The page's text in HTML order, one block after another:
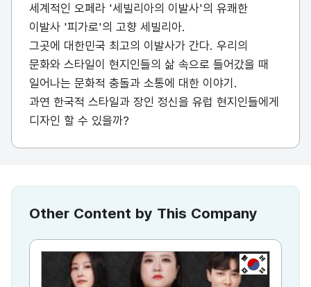
세계적인 오페라 '세빌리아의 이발사'의 유쾌한
이발사 '피가로'의 고향 세빌리아.
그곳에 대한민국 최고의 이발사가 간다. 우리의
문화와 스타일이 현지인들의 삶 속으로 들어갔을 때
일어나는 문화적 충돌과 소통에 대한 이야기.
과연 한국적 스타일과 장인 정신을 유럽 현지인들에게
디자인 할 수 있을까?
Other Content by This Company
KR